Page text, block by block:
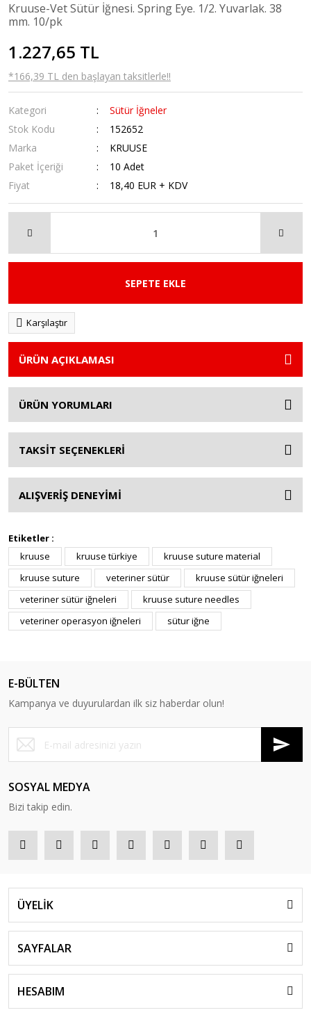
Kruuse-Vet Sütür İğnesi. Spring Eye. 1/2. Yuvarlak. 38
mm. 10/pk
1.227,65 TL
*166,39 TL den başlayan taksitlerle!!
Kategori
Sütür İğneler
Stok Kodu
152652
Marka
KRUUSE
Paket İçeriği
10 Adet
Fiyat
18,40 EUR + KDV
SEPETE EKLE
Karşılaştır
ÜRÜN AÇIKLAMASI
ÜRÜN YORUMLARI
TAKSİT SEÇENEKLERİ
ALIŞVERİŞ DENEYİMİ
Etiketler :
kruuse
kruuse türkiye
kruuse suture material
kruuse suture
veteriner sütür
kruuse sütür iğneleri
veteriner sütür iğneleri
kruuse suture needles
veteriner operasyon iğneleri
sütur iğne
E-BÜLTEN
Kampanya ve duyurulardan ilk siz haberdar olun!
SOSYAL MEDYA
Bizi takip edin.
ÜYELİK
SAYFALAR
HESABIM